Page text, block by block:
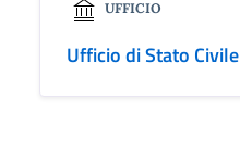
UFFICIO
Ufficio di Stato Civile